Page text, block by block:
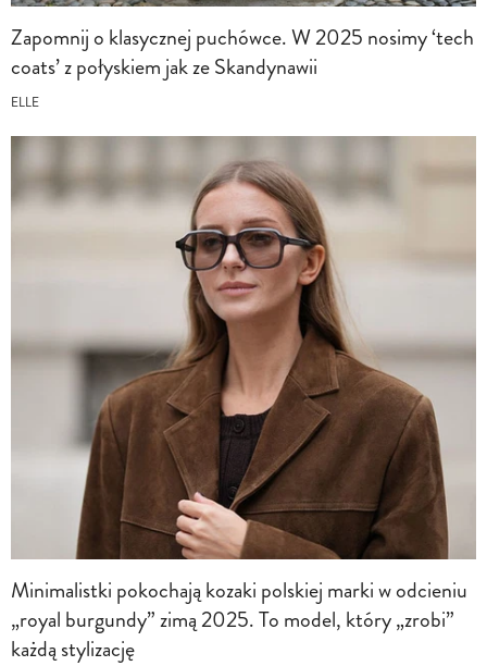
Zapomnij o klasycznej puchówce. W 2025 nosimy ‘tech
coats’ z połyskiem jak ze Skandynawii
ELLE
Minimalistki pokochają kozaki polskiej marki w odcieniu
„royal burgundy” zimą 2025. To model, który „zrobi”
każdą stylizację